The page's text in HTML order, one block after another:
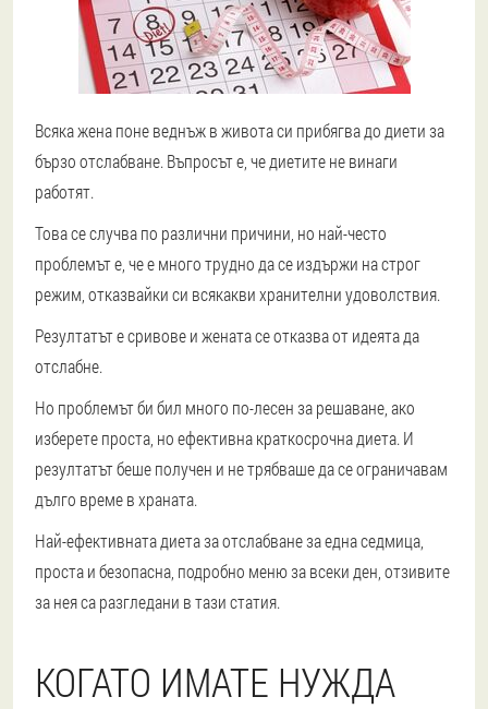
Всяка жена поне веднъж в живота си прибягва до диети за
бързо отслабване. Въпросът е, че диетите не винаги
работят.
Това се случва по различни причини, но най-често
проблемът е, че е много трудно да се издържи на строг
режим, отказвайки си всякакви хранителни удоволствия.
Резултатът е сривове и жената се отказва от идеята да
отслабне.
Но проблемът би бил много по-лесен за решаване, ако
изберете проста, но ефективна краткосрочна диета. И
резултатът беше получен и не трябваше да се ограничавам
дълго време в храната.
Най-ефективната диета за отслабване за една седмица,
проста и безопасна, подробно меню за всеки ден, отзивите
за нея са разгледани в тази статия.
КОГАТО ИМАТЕ НУЖДА